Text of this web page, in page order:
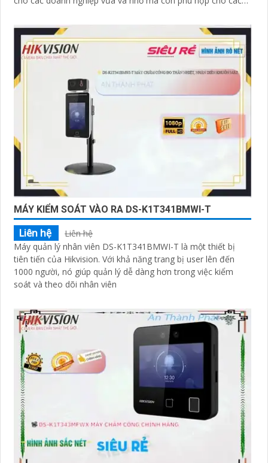
MÁY KIỂM SOÁT VÀO RA DS-K1T341BMWI-T
Liên hệ
Liên hệ
Máy quản lý nhân viên DS-K1T341BMWI-T là một thiết bị
tiên tiến của Hikvision. Với khả năng trang bị user lên đến
1000 người, nó giúp quản lý dễ dàng hơn trong việc kiểm
soát và theo dõi nhân viên